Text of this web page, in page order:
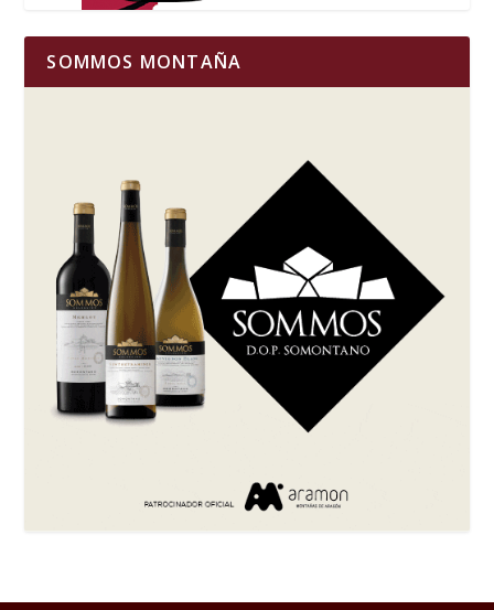
SOMMOS MONTAÑA